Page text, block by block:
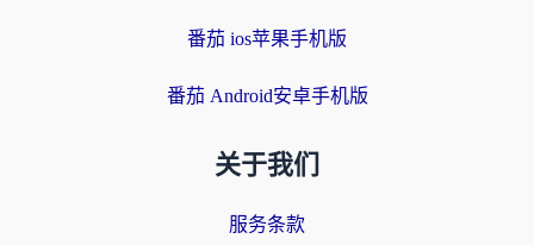
番茄 ios苹果手机版
番茄 Android安卓手机版
关于我们
服务条款